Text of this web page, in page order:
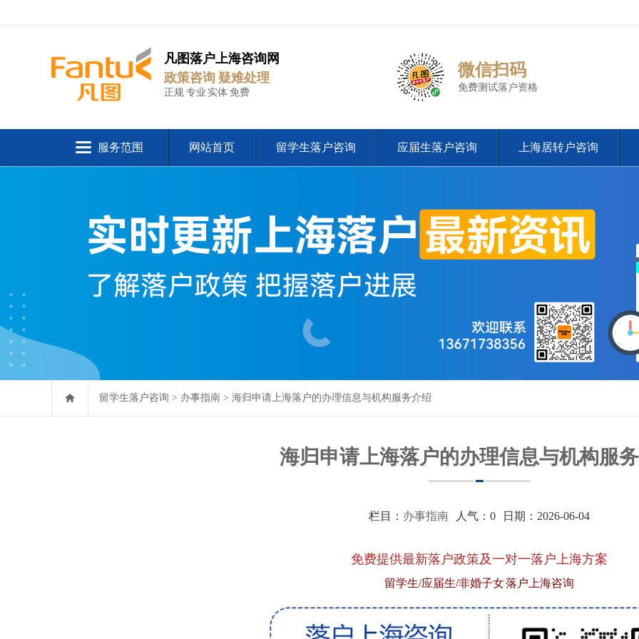
凡图落户上海咨询网
政策咨询 疑难处理
正规 专业 实体 免费
微信扫码
免费测试落户资格
服务范围 网站首页 留学生落户咨询 应届生落户咨询 上海居转户咨询
留学生落户咨询 > 办事指南 > 海归申请上海落户的办理信息与机构服务介绍
海归申请上海落户的办理信息与机构服
栏目： 办事指南 人气： 0 日期：2026-06-04
免费提供最新落户政策及一对一落户上海方案
留学生/应届生/非婚子女 落户上海咨询